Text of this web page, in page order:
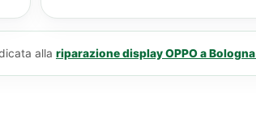
alla riparazione display OPPO a Bologna